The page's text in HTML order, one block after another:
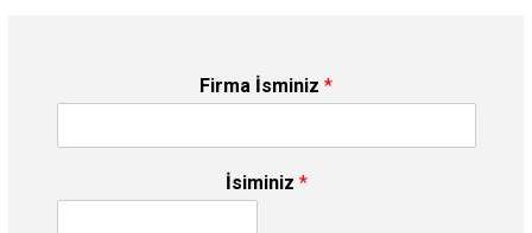
Firma İsminiz *
İsiminiz *